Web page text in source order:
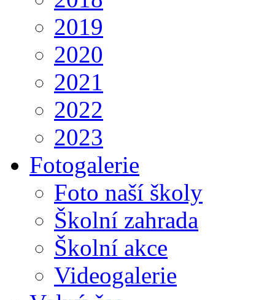
2019
2020
2021
2022
2023
Fotogalerie
Foto naší školy
Školní zahrada
Školní akce
Videogalerie